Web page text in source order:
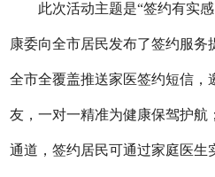
此次活动主题是“签约有实感
康委向全市居民发布了签约服务
全市全覆盖推送家医签约短信，
友，一对一精准为健康保驾护航
通道，签约居民可通过家庭医生